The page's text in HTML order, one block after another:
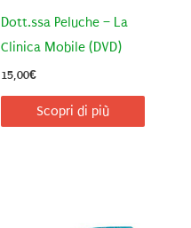
Dott.ssa Peluche – La
Clinica Mobile (DVD)
15,00€
Scopri di più